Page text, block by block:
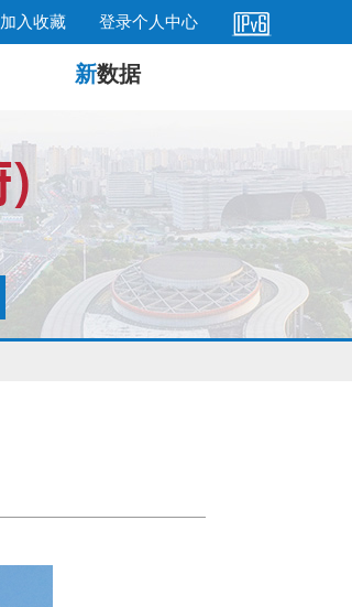
加入收藏 登录个人中心
新数据